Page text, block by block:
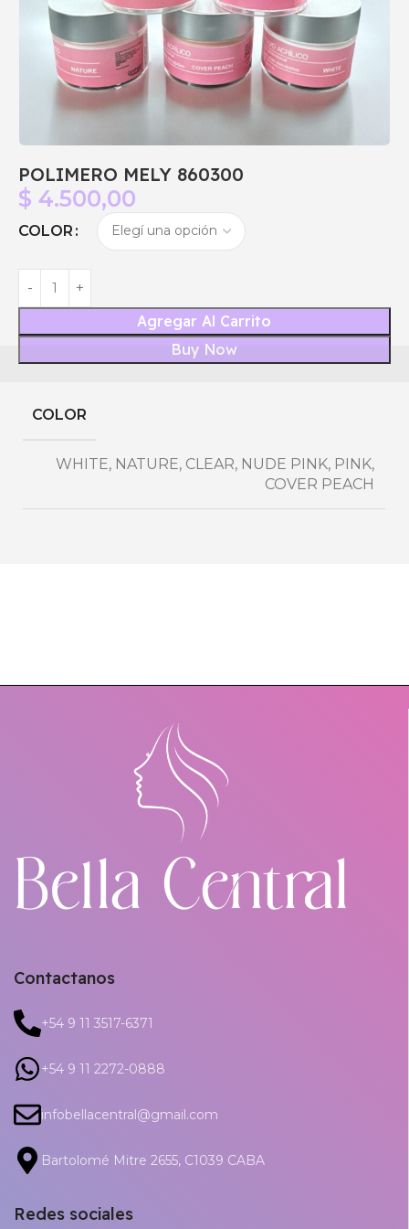
POLIMERO MELY 860300
$ 4.500,00
COLOR
Agregar Al Carrito
Buy Now
COLOR
WHITE, NATURE, CLEAR, NUDE PINK, PINK,
COVER PEACH
Contactanos
+54 9 11 3517-6371
+54 9 11 2272-0888
infobellacentral@gmail.com
Bartolomé Mitre 2655, C1039 CABA
Redes sociales